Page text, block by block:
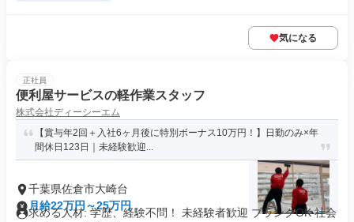
気になる
正社員
便利屋サービスの軽作業スタッフ
株式会社ディーシーエム
【賞与年2回＋入社6ヶ月後に特別ボーナス10万円！】日勤のみ×年
間休日123日｜未経験歓迎...
千葉県佐倉市大崎台
月給22万円～25万円
求める人材: 学歴、経験不問！ 未経験者歓迎 ブランクOK 社会